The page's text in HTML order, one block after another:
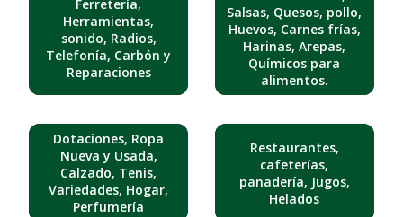
Ferretería,
Herramientas,
sonido, Radios,
Telefonía, Carbón y
Reparaciones
Salsas, Quesos, pollo,
Huevos, Carnes frías,
Harinas, Arepas,
Químicos para
alimentos.
Dotaciones, Ropa
Nueva y Usada,
Calzado, Tenis,
Variedades, Hogar,
Perfumería
Restaurantes,
cafeterías,
panadería, Jugos,
Helados